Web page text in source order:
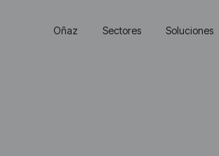
Main
Oñaz Sectores Soluciones